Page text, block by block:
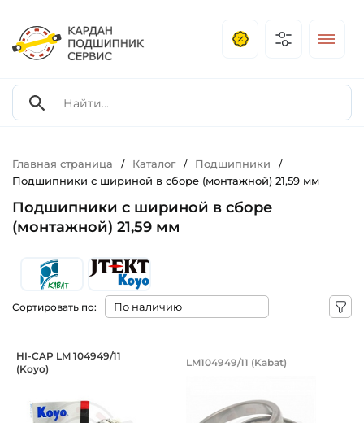
Главная страница / Каталог / Подшипники /
Подшипники с шириной в сборе (монтажной) 21,59 мм
Подшипники с шириной в сборе
(монтажной) 21,59 мм
Сортировать по:
Подшипник повышенной
Подшипник повышенной грузоподъемности HI-CAP LM
HI-CAP LM 104949/11
(Koyo)
Подшипник
LM104949/11 (Kabat)